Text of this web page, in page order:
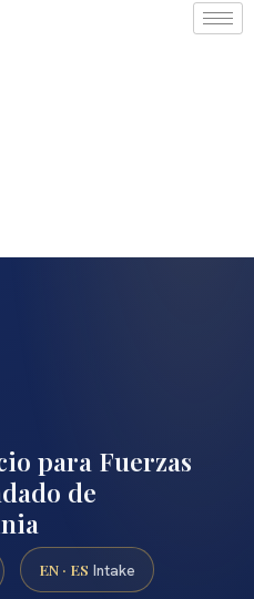
para Fuerzas
de
EN · ES Intake